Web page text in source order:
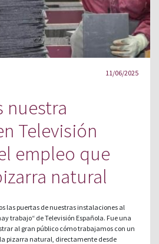
11/06/2025
nuestra
Televisión
empleo que
natural
las puertas de nuestras instalaciones al
trabajo“ de Televisión Española. Fue una
al gran público cómo trabajamos con un
pizarra natural, directamente desde